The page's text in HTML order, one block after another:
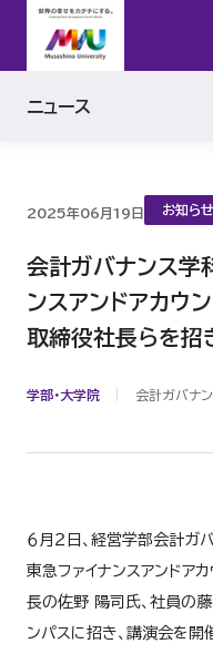
2025年06月19日 お知らせ
会計ガバナンス学
ンスアンドアカウ
取締役社長らを招
学部・大学院 会計ガバナ
６月２日、経営学部会計ガ
東急ファイナンスアンドア
長の佐野 陽司氏、社員の
ンパスに招き、講演会を開
ニュース
2016年
2015年